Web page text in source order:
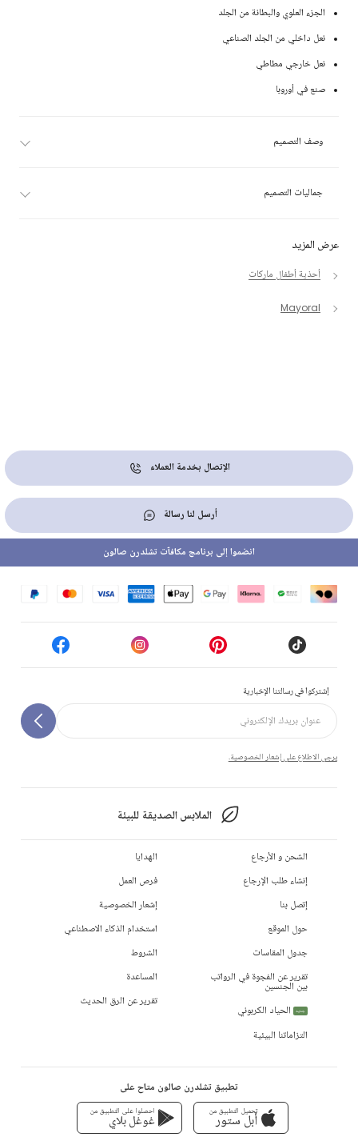
عرض المزيد
أحذية أطفال ماركات
Mayoral
الجزء العلوي والبطانة من الجلد
نعل داخلي من الجلد الصناعي
نعل خارجي مطاطي
صنع في أوروبا
وصف التصميم
جماليات التصميم
الإتصال بخدمة العملاء
أرسل لنا رسالة
إشتركوا في رسالتنا الإخبارية
يرجى الاطلاع على إشعار الخصوصية.
الملابس الصديقة للبيئة
انضموا إلى برنامج مكافآت تشلدرن صالون
الشحن و الأرجاع
إنشاء طلب الإرجاع
إتصل بنا
حول الموقع
جدول المقاسات
تقرير عن الفجوة في الرواتب
بين الجنسين
جديد
الحياد الكربوني
التزاماتنا البيئية
الهدايا
فرص العمل
إشعار الخصوصية
استخدام الذكاء الاصطناعي
الشروط
المساعدة
تقرير عن الرق الحديث
تطبيق تشلدرن صالون متاح على
تحميل التطبيق من
أبل ستور
احصلوا على التطبيق من
غوغل بلاي